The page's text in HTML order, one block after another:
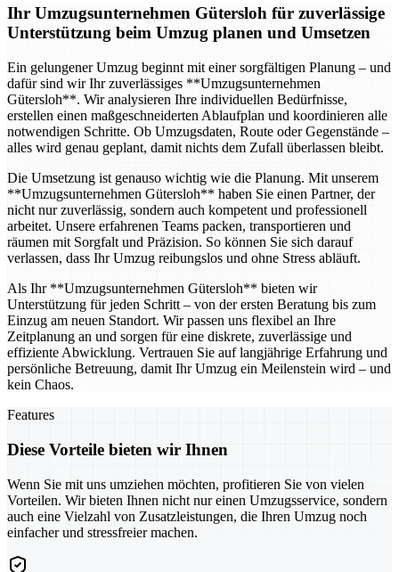
Ihr Umzugsunternehmen Gütersloh für zuverlässige
Unterstützung beim Umzug planen und Umsetzen
Ein gelungener Umzug beginnt mit einer sorgfältigen Planung – und
dafür sind wir Ihr zuverlässiges **Umzugsunternehmen
Gütersloh**. Wir analysieren Ihre individuellen Bedürfnisse,
erstellen einen maßgeschneiderten Ablaufplan und koordinieren alle
notwendigen Schritte. Ob Umzugsdaten, Route oder Gegenstände –
alles wird genau geplant, damit nichts dem Zufall überlassen bleibt.
Die Umsetzung ist genauso wichtig wie die Planung. Mit unserem
**Umzugsunternehmen Gütersloh** haben Sie einen Partner, der
nicht nur zuverlässig, sondern auch kompetent und professionell
arbeitet. Unsere erfahrenen Teams packen, transportieren und
räumen mit Sorgfalt und Präzision. So können Sie sich darauf
verlassen, dass Ihr Umzug reibungslos und ohne Stress abläuft.
Als Ihr **Umzugsunternehmen Gütersloh** bieten wir
Unterstützung für jeden Schritt – von der ersten Beratung bis zum
Einzug am neuen Standort. Wir passen uns flexibel an Ihre
Zeitplanung an und sorgen für eine diskrete, zuverlässige und
effiziente Abwicklung. Vertrauen Sie auf langjährige Erfahrung und
persönliche Betreuung, damit Ihr Umzug ein Meilenstein wird – und
kein Chaos.
Features
Diese Vorteile bieten wir Ihnen
Wenn Sie mit uns umziehen möchten, profitieren Sie von vielen
Vorteilen. Wir bieten Ihnen nicht nur einen Umzugsservice, sondern
auch eine Vielzahl von Zusatzleistungen, die Ihren Umzug noch
einfacher und stressfreier machen.